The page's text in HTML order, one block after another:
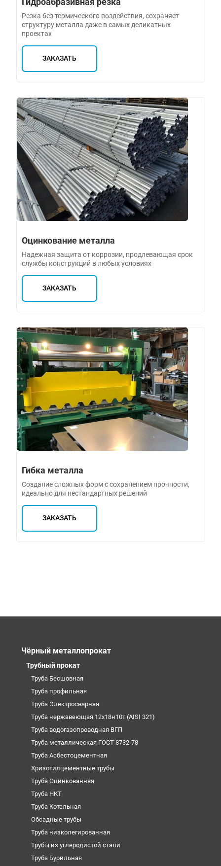
Резка без термического воздействия, сохраняет
структуру металла даже в самых деликатных
проектах
ЗАКАЗАТЬ
Оцинкование металла
Надежная защита от коррозии, продлевающая срок
службы конструкций в любых условиях
ЗАКАЗАТЬ
Гибка металла
Создание сложных форм с сохранением прочности,
идеально для нестандартных решений
ЗАКАЗАТЬ
Чёрный металлопрокат
Трубный прокат
Труба Бесшовная
Труба профильная
Труба Электросварная
Труба нержавеющая 12х18н10т (AISI 321)
Труба водогазопроводная ВГП
Труба металлическая ГОСТ 8732-78
Труба Асбестоцементная
Хризотилцементные трубы
Труба Оцинкованная
Труба НКТ
Труба Котельная
Обсадные трубы
Труба низколегированная
Трубы из углеродистой стали
Труба Бурильная